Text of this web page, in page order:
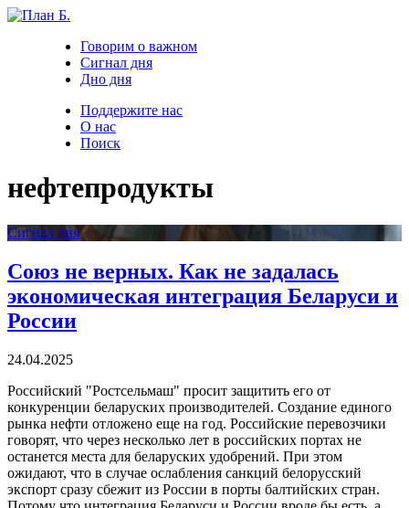
Говорим о важном
Сигнал дня
Дно дня
Поддержите нас
О нас
Поиск
нефтепродукты
Сигнал дня
Союз не верных. Как не задалась
экономическая интеграция Беларуси и
России
24.04.2025
Российский "Ростсельмаш" просит защитить его от
конкуренции беларуских производителей. Создание единого
рынка нефти отложено еще на год. Российские перевозчики
говорят, что через несколько лет в российских портах не
останется места для беларуских удобрений. При этом
ожидают, что в случае ослабления санкций белорусский
экспорт сразу сбежит из России в порты балтийских стран.